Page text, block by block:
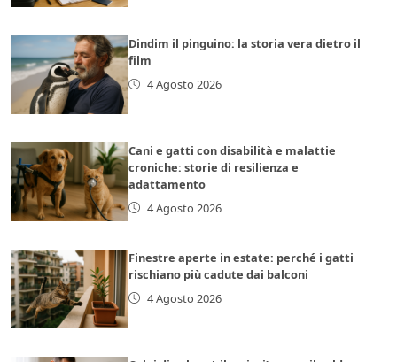
Dindim il pinguino: la storia vera dietro il
film
4 Agosto 2026
Cani e gatti con disabilità e malattie
croniche: storie di resilienza e
adattamento
4 Agosto 2026
Finestre aperte in estate: perché i gatti
rischiano più cadute dai balconi
4 Agosto 2026